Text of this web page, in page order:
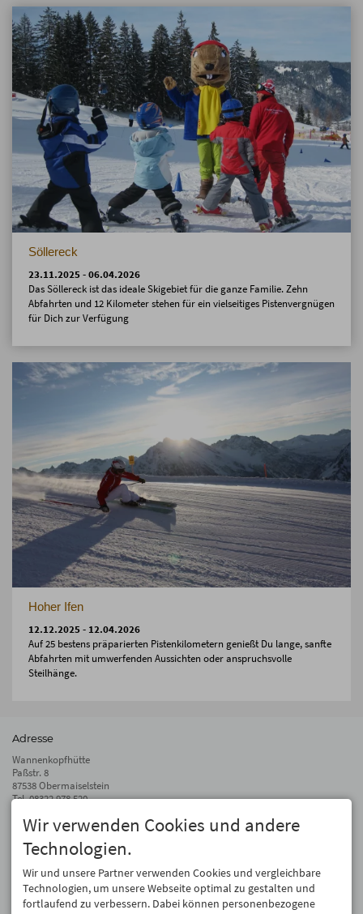
Söllereck
23.11.2025 - 06.04.2026
Das Söllereck ist das ideale Skigebiet für die ganze Familie. Zehn
Abfahrten und 12 Kilometer stehen für ein vielseitiges Pistenvergnügen
für Dich zur Verfügung
Hoher Ifen
12.12.2025 - 12.04.2026
Auf 25 bestens präparierten Pistenkilometern genießt Du lange, sanfte
Abfahrten mit umwerfenden Aussichten oder anspruchsvolle
Steilhänge.
Adresse
Wannenkopfhütte
Paßstr. 8
87538 Obermaiselstein
Tel.08322 978 520
info@wannenkopfhuette.de
Auf dem Laufenden bleiben
Wir geben Deine E-Mail-Adresse nicht weiter. Wir mögen auch keinen Spam.
Versprochen! Eine Abmeldung ist jederzeit möglich.
Wir verwenden Cookies und andere
Technologien.
Wir und unsere Partner verwenden Cookies und vergleichbare
Technologien, um unsere Webseite optimal zu gestalten und
fortlaufend zu verbessern. Dabei können personenbezogene